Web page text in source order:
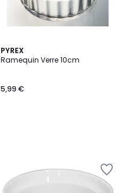
PYREX
Ramequin Verre 10cm
5,99 €